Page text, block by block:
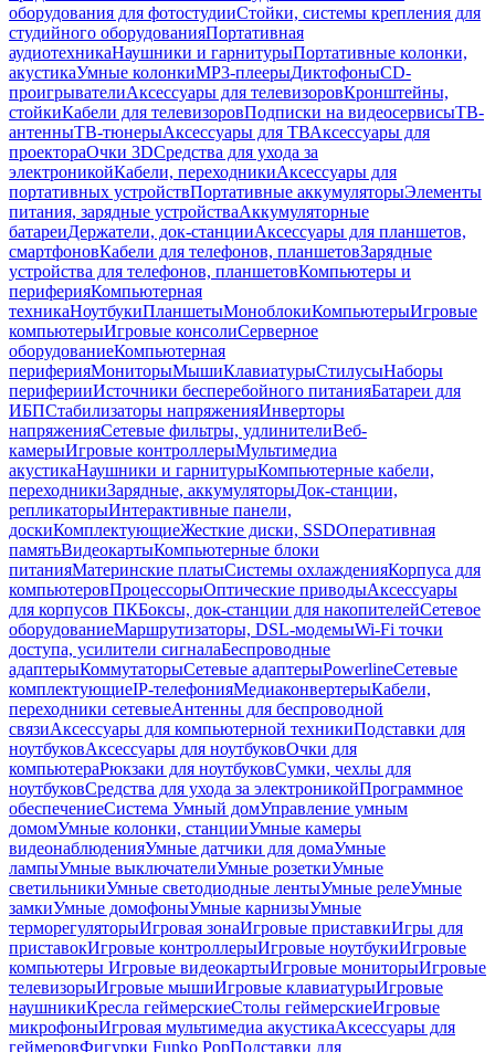
оборудования для фотостудииСтойки, системы крепления для
студийного оборудованияПортативная
аудиотехникаНаушники и гарнитурыПортативные колонки,
акустикаУмные колонкиMP3-плеерыДиктофоныCD-
проигрывателиАксессуары для телевизоровКронштейны,
стойкиКабели для телевизоровПодписки на видеосервисыТВ-
антенныТВ-тюнерыАксессуары для ТВАксессуары для
проектораОчки 3DСредства для ухода за
электроникойКабели, переходникиАксессуары для
портативных устройствПортативные аккумуляторыЭлементы
питания, зарядные устройстваАккумуляторные
батареиДержатели, док-станцииАксессуары для планшетов,
смартфоновКабели для телефонов, планшетовЗарядные
устройства для телефонов, планшетовКомпьютеры и
периферияКомпьютерная
техникаНоутбукиПланшетыМоноблокиКомпьютерыИгровые
компьютерыИгровые консолиСерверное
оборудованиеКомпьютерная
периферияМониторыМышиКлавиатурыСтилусыНаборы
периферииИсточники бесперебойного питанияБатареи для
ИБПСтабилизаторы напряженияИнверторы
напряженияСетевые фильтры, удлинителиВеб-
камерыИгровые контроллерыМультимедиа
акустикаНаушники и гарнитурыКомпьютерные кабели,
переходникиЗарядные, аккумуляторыДок-станции,
репликаторыИнтерактивные панели,
доскиКомплектующиеЖесткие диски, SSDОперативная
памятьВидеокартыКомпьютерные блоки
питанияМатеринские платыСистемы охлажденияКорпуса для
компьютеровПроцессорыОптические приводыАксессуары
для корпусов ПКБоксы, док-станции для накопителейСетевое
оборудованиеМаршрутизаторы, DSL-модемыWi-Fi точки
доступа, усилители сигналаБеспроводные
адаптерыКоммутаторыСетевые адаптерыPowerlineСетевые
комплектующиеIP-телефонияМедиаконвертерыКабели,
переходники сетевыеАнтенны для беспроводной
связиАксессуары для компьютерной техникиПодставки для
ноутбуковАксессуары для ноутбуковОчки для
компьютераРюкзаки для ноутбуковСумки, чехлы для
ноутбуковСредства для ухода за электроникойПрограммное
обеспечениеСистема Умный домУправление умным
домомУмные колонки, станцииУмные камеры
видеонаблюденияУмные датчики для домаУмные
лампыУмные выключателиУмные розеткиУмные
светильникиУмные светодиодные лентыУмные релеУмные
замкиУмные домофоныУмные карнизыУмные
терморегуляторыИгровая зонаИгровые приставкиИгры для
приставокИгровые контроллерыИгровые ноутбукиИгровые
компьютеры Игровые видеокартыИгровые мониторыИгровые
телевизорыИгровые мышиИгровые клавиатурыИгровые
наушникиКресла геймерскиеСтолы геймерскиеИгровые
микрофоныИгровая мультимедиа акустикаАксессуары для
геймеровФигурки Funko PopПодставки для